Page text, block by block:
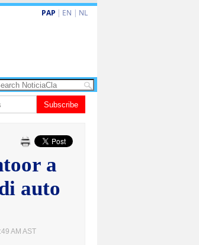
PAP | EN | NL
decision cay den caso di e-steps
Subscribe
a
auto
AM AST